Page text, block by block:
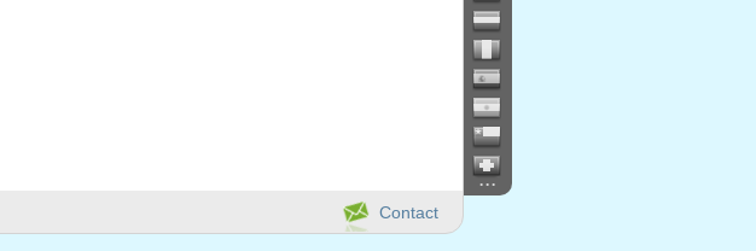
...
Contact